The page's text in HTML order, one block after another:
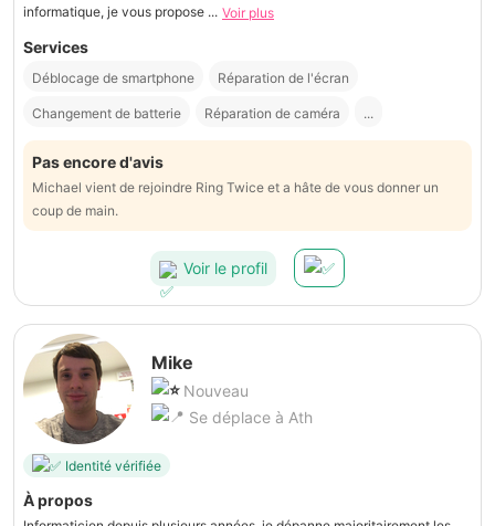
informatique, je vous propose ... Voir plus
Services
Déblocage de smartphone Réparation de l'écran
Changement de batterie Réparation de caméra ...
Pas encore d'avis
Michael vient de rejoindre Ring Twice et a hâte de vous donner un
coup de main.
Voir le profil
Mike
Nouveau
Se déplace à Ath
Identité vérifiée
À propos